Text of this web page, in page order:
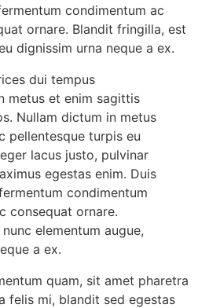
condimentum ac
ornare. Blandit fringilla, est
dignissim urna neque a ex.
dui tempus
metus et enim sagittis
Nullam dictum in metus
pellentesque turpis eu
lacus justo, pulvinar
egestas enim. Duis
condimentum
consequat ornare.
elementum augue,
a ex.
quam, sit amet pharetra
felis mi, blandit sed egestas